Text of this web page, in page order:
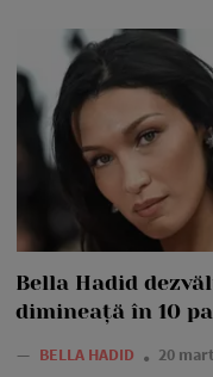
Bella Hadid
dimineață în 10
— BELLA HADID 20